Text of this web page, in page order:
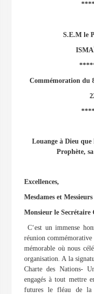
S.E.M le
Commémoration du
Louange à Dieu
Prophète,
Excellences,
Mesdames et
Monsieur le Secrétaire
C‘est un immense
réunion
mémorable où nous
organisation. A la
Charte des Nations-
engagés à tout mettre
futures le fléau de la